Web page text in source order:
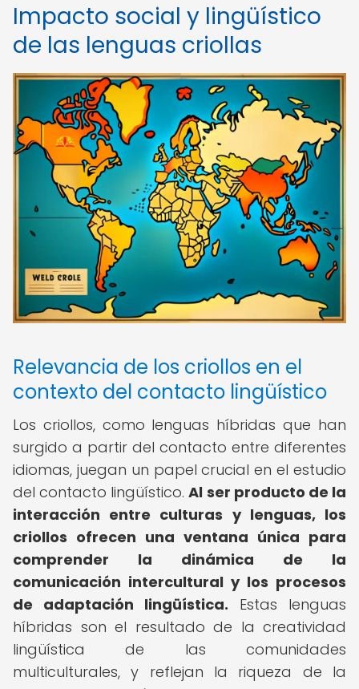
Impacto social y lingüístico
de las lenguas criollas
Relevancia de los criollos en el
contexto del contacto lingüístico
Los criollos, como lenguas híbridas que han
surgido a partir del contacto entre diferentes
idiomas, juegan un papel crucial en el estudio
del contacto lingüístico.Al ser producto de la
interacción entre culturas y lenguas, los
criollos ofrecen una ventana única para
comprender la dinámica de la
comunicación intercultural y los procesos
de adaptación lingüística. Estas lenguas
híbridas son el resultado de la creatividad
lingüística de las comunidades
multiculturales, y reflejan la riqueza de la